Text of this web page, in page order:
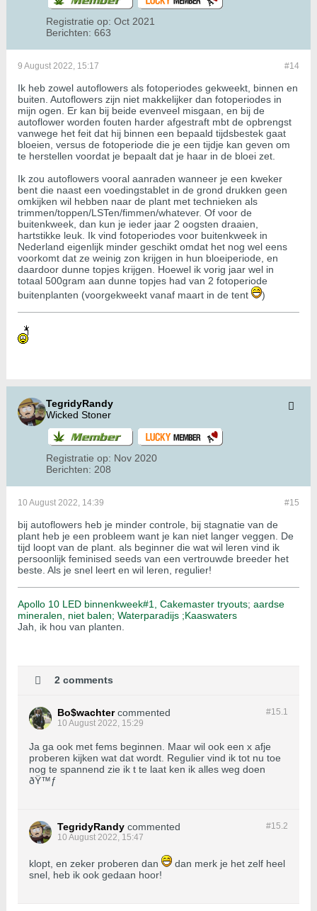
Registratie op: Oct 2021
Berichten: 663
#14
9 August 2022, 15:17
Ik heb zowel autoflowers als fotoperiodes gekweekt, binnen en
buiten. Autoflowers zijn niet makkelijker dan fotoperiodes in
mijn ogen. Er kan bij beide evenveel misgaan, en bij de
autoflower worden fouten harder afgestraft mbt de opbrengst
vanwege het feit dat hij binnen een bepaald tijdsbestek gaat
bloeien, versus de fotoperiode die je een tijdje kan geven om
te herstellen voordat je bepaalt dat je haar in de bloei zet.
Ik zou autoflowers vooral aanraden wanneer je een kweker
bent die naast een voedingstablet in de grond drukken geen
omkijken wil hebben naar de plant met technieken als
trimmen/toppen/LSTen/fimmen/whatever. Of voor de
buitenkweek, dan kun je ieder jaar 2 oogsten draaien,
hartstikke leuk. Ik vind fotoperiodes voor buitenkweek in
Nederland eigenlijk minder geschikt omdat het nog wel eens
voorkomt dat ze weinig zon krijgen in hun bloeiperiode, en
daardoor dunne topjes krijgen. Hoewel ik vorig jaar wel in
totaal 500gram aan dunne topjes had van 2 fotoperiode
buitenplanten (voorgekweekt vanaf maart in de tent
)
TegridyRandy
Wicked Stoner
Registratie op: Nov 2020
Berichten: 208
#15
10 August 2022, 14:39
bij autoflowers heb je minder controle, bij stagnatie van de
plant heb je een probleem want je kan niet langer veggen. De
tijd loopt van de plant. als beginner die wat wil leren vind ik
persoonlijk feminised seeds van een vertrouwde breeder het
beste. Als je snel leert en wil leren, regulier!
Apollo 10 LED binnenkweek#1, Cakemaster tryouts; aardse
mineralen, niet balen; Waterparadijs ;Kaaswaters
Jah, ik hou van planten.
2 comments
#15.1
Bo$wachter commented
10 August 2022, 15:29
Ja ga ook met fems beginnen. Maar wil ook een x afje
proberen kijken wat dat wordt. Regulier vind ik tot nu toe
nog te spannend zie ik t te laat ken ik alles weg doen
ðŸ™ƒ
#15.2
TegridyRandy commented
10 August 2022, 15:47
klopt, en zeker proberen dan
dan merk je het zelf heel
snel, heb ik ook gedaan hoor!